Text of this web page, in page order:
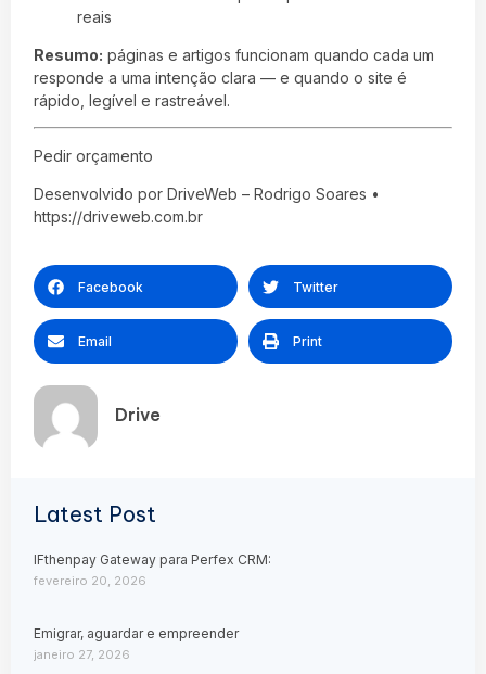
reais
Resumo: páginas e artigos funcionam quando cada um
responde a uma intenção clara — e quando o site é
rápido, legível e rastreável.
Pedir orçamento
Desenvolvido por DriveWeb – Rodrigo Soares •
https://driveweb.com.br
Facebook Twitter
Email Print
Drive
Latest Post
IFthenpay Gateway para Perfex CRM:
fevereiro 20, 2026
Emigrar, aguardar e empreender
janeiro 27, 2026